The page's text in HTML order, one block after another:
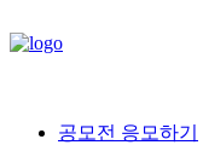
공모전 응모하기